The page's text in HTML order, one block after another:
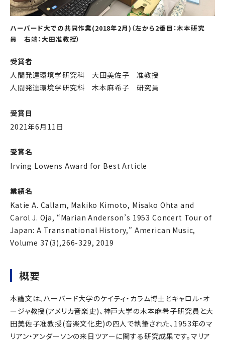
ハーバード大での共同作業(2018年2月)（左から2番目：木本研究
員 右端：大田准教授）
受賞者
人間発達環境学研究科 大田美佐子 准教授
人間発達環境学研究科 木本麻希子 研究員
受賞日
2021年6月11日
受賞名
Irving Lowens Award for Best Article
業績名
Katie A. Callam, Makiko Kimoto, Misako Ohta and
Carol J. Oja, “Marian Anderson’s 1953 Concert Tour of
Japan: A Transnational History,” American Music,
Volume 37(3),266-329, 2019
概要
本論文は、ハーバード大学のケイティ・カラム博士とキャロル・オ
ージャ教授(アメリカ音楽史)、神戸大学の木本麻希子研究員と大
田美佐子准教授(音楽文化史)の四人で執筆された、1953年のマ
リアン・アンダーソンの来日ツアーに関する研究成果です。マリア